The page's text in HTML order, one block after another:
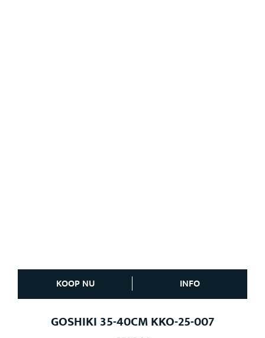
KOOP NU INFO
GOSHIKI 35-40CM KKO-25-007